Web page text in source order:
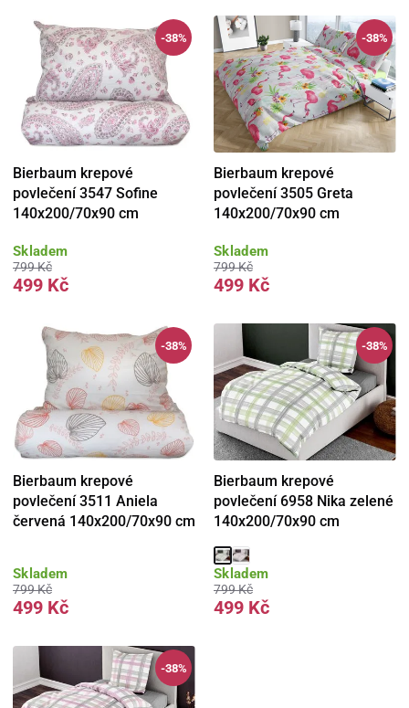
-38%
Bierbaum krepové
povlečení 3547 Sofine
140x200/70x90 cm
Skladem
799 Kč
499 Kč
-38%
Bierbaum krepové
povlečení 3505 Greta
140x200/70x90 cm
Skladem
799 Kč
499 Kč
-38%
Bierbaum krepové
povlečení 3511 Aniela
červená 140x200/70x90 cm
Skladem
799 Kč
499 Kč
-38%
Bierbaum krepové
povlečení 6958 Nika zelené
140x200/70x90 cm
Skladem
799 Kč
499 Kč
-38%